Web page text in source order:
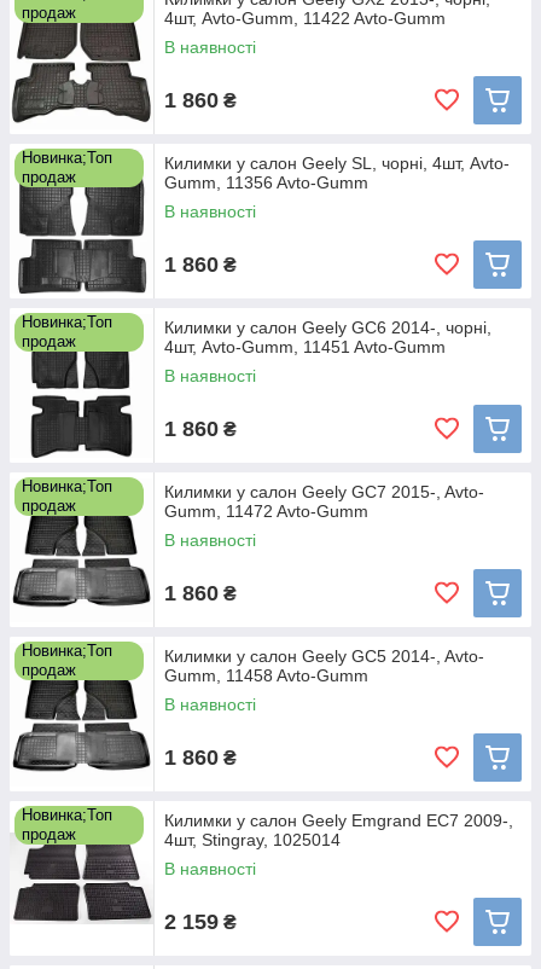
продаж
4шт, Avto-Gumm, 11422 Avto-Gumm
В наявності
1 860 ₴
Новинка;Топ
продаж
Килимки у салон Geely SL, чорні, 4шт, Avto-
Gumm, 11356 Avto-Gumm
В наявності
1 860 ₴
Новинка;Топ
продаж
Килимки у салон Geely GC6 2014-, чорні,
4шт, Avto-Gumm, 11451 Avto-Gumm
В наявності
1 860 ₴
Новинка;Топ
продаж
Килимки у салон Geely GC7 2015-, Avto-
Gumm, 11472 Avto-Gumm
В наявності
1 860 ₴
Новинка;Топ
продаж
Килимки у салон Geely GC5 2014-, Avto-
Gumm, 11458 Avto-Gumm
В наявності
1 860 ₴
Новинка;Топ
продаж
Килимки у салон Geely Emgrand EC7 2009-,
4шт, Stingray, 1025014
В наявності
2 159 ₴